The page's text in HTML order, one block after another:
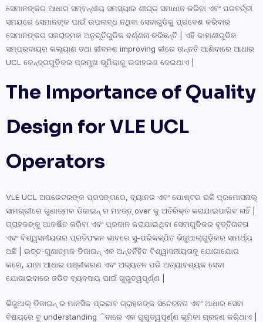
ସେମାନଙ୍କର ଆଧାର ସମ୍ବନ୍ଧୀୟ ସମସ୍ୟାର ଶୀଘ୍ର ସମାଧାନ କରିବା ଏବଂ ପରବର୍ତ୍ତୀ
ସମୟରେ ସେମାନଙ୍କ ପାଇଁ ଉପଲବ୍ଧ ନଥିବା ସେବାଗୁଡିକୁ ପ୍ରବେଶ କରିବାର
ସେମାନଙ୍କର ସକରାତ୍ମକ ଅନୁଭୂତିଗୁଡିକ ବର୍ଣ୍ଣନା କରିଛନ୍ତି | ଏହି କାହାଣୀଗୁଡିକ
ସମ୍ପ୍ରଦାୟର କଲ୍ୟାଣ ତଥା ଜୀବନଶ improving ଳୀରେ ଉନ୍ନତି ଆଣିବାରେ ଆଧାର
UCL କେନ୍ଦ୍ରଗୁଡ଼ିକର ପ୍ରମୁଖ ଭୂମିକାକୁ ଉଦାହରଣ ଦେଇଥାଏ |
The Importance of Quality
Design for VLE UCL
Operators
VLE UCL ଅପରେଟରଙ୍କ ପ୍ରସଙ୍ଗରେ, ବ୍ୟାନର ଏବଂ ପୋଷ୍ଟର ଭଳି ପ୍ରମୋସନାଲ୍
ସାମଗ୍ରୀରେ ଗୁଣାତ୍ମକ ଡିଜାଇନ୍ ର ମହତ୍ତ୍ over କୁ ଅତିରିକ୍ତ କରାଯାଇପାରିବ ନାହିଁ |
ଗ୍ରାହକଙ୍କୁ ଆକର୍ଷିତ କରିବା ଏବଂ ପ୍ରଦାନ କରାଯାଇଥିବା ସେବାଗୁଡିକର ବୃତ୍ତିଗତତା
ଏବଂ ବିଶ୍ୱସନୀୟତାର ପ୍ରତିଫଳନ ଭାବରେ ସୁ-ପରିକଳ୍ପିତ ଭିଜୁଆଲ୍ଗୁଡ଼ିକର ସାମର୍ଥ୍ୟ
ଅଛି | ଉଚ୍ଚ-ଗୁଣାତ୍ମକ ଡିଜାଇନ୍ ଏକ ଅନ୍ତର୍ନିହିତ ବିଶ୍ୱାସନୀୟତାକୁ ଯୋଗାଯୋଗ
କରେ, ଯାହା ଆଧାର ପଞ୍ଜୀକରଣ ଏବଂ ଅଦ୍ୟତନ ପରି ଅତ୍ୟାବଶ୍ୟକ ସେବା
ଯୋଗାଇବାରେ ଜଡିତ ବ୍ୟବସାୟ ପାଇଁ ଗୁରୁତ୍ୱପୂର୍ଣ୍ଣ |
ଭିଜୁଆଲ୍ ଡିଜାଇନ୍ ର ମାନସିକ ପ୍ରଭାବ ଗ୍ରାହକଙ୍କ ସଚେତନତା ଏବଂ ଆଧାର ସେବା
ବିଷୟରେ ବୁ understanding ିବାରେ ଏକ ଗୁରୁତ୍ୱପୂର୍ଣ୍ଣ ଭୂମିକା ଗ୍ରହଣ କରିଥାଏ |